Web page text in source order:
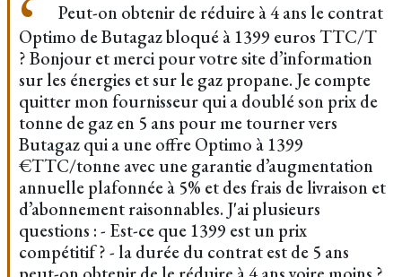
Peut-on obtenir de réduire à 4 ans le contrat
Optimo de Butagaz bloqué à 1399 euros TTC/T
? Bonjour et merci pour votre site d’information
sur les énergies et sur le gaz propane. Je compte
quitter mon fournisseur qui a doublé son prix de
tonne de gaz en 5 ans pour me tourner vers
Butagaz qui a une offre Optimo à 1399
€TTC/tonne avec une garantie d’augmentation
annuelle plafonnée à 5% et des frais de livraison et
d’abonnement raisonnables. J'ai plusieurs
questions : - Est-ce que 1399 est un prix
compétitif ? - la durée du contrat est de 5 ans